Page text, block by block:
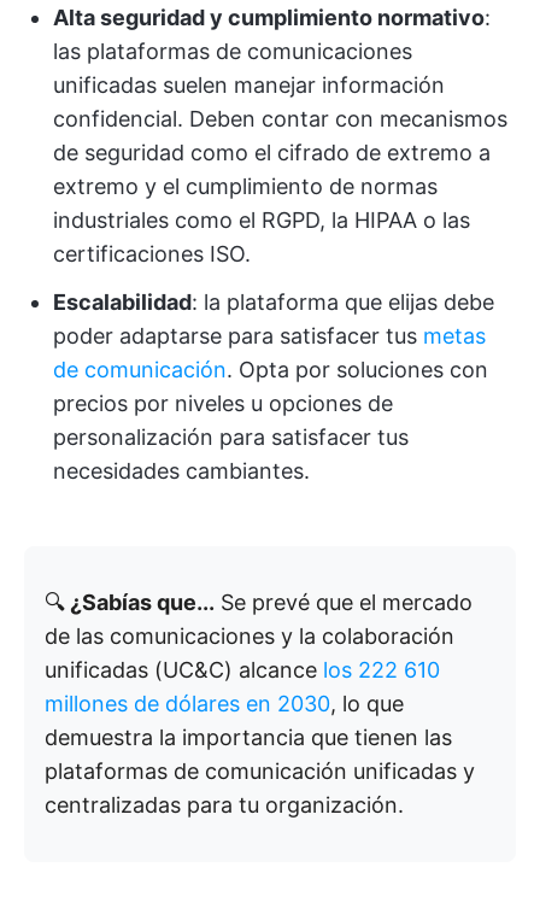
Alta seguridad y cumplimiento normativo:
las plataformas de comunicaciones
unificadas suelen manejar información
confidencial. Deben contar con mecanismos
de seguridad como el cifrado de extremo a
extremo y el cumplimiento de normas
industriales como el RGPD, la HIPAA o las
certificaciones ISO.
Escalabilidad: la plataforma que elijas debe
poder adaptarse para satisfacer tus metas
de comunicación. Opta por soluciones con
precios por niveles u opciones de
personalización para satisfacer tus
necesidades cambiantes.
🔍 ¿Sabías que... Se prevé que el mercado
de las comunicaciones y la colaboración
unificadas (UC&C) alcance los 222 610
millones de dólares en 2030, lo que
demuestra la importancia que tienen las
plataformas de comunicación unificadas y
centralizadas para tu organización.